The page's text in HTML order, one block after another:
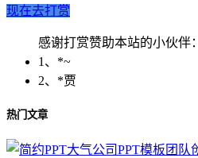
现在去打赏
感谢打赏赞助本站的小伙伴：
1、*~
2、*贾
热门文章